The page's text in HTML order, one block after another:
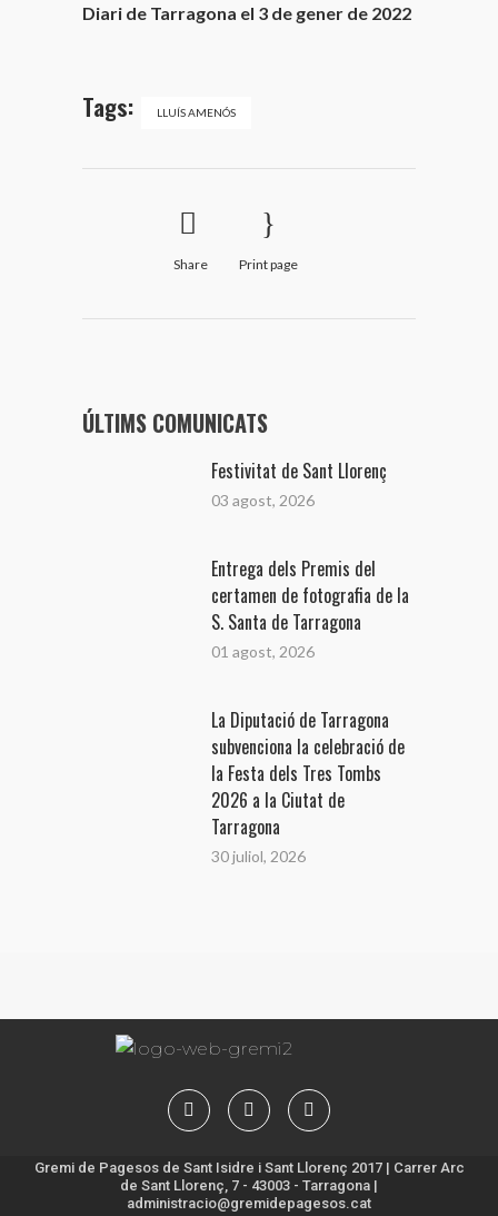
Diari de Tarragona el 3 de gener de 2022
Tags: LLUÍS AMENÓS
Share Print page
ÚLTIMS COMUNICATS
Festivitat de Sant Llorenç
03 agost, 2026
Entrega dels Premis del
certamen de fotografia de la
S. Santa de Tarragona
01 agost, 2026
La Diputació de Tarragona
subvenciona la celebració de
la Festa dels Tres Tombs
2026 a la Ciutat de
Tarragona
30 juliol, 2026
Gremi de Pagesos de Sant Isidre i Sant Llorenç 2017 | Carrer Arc
de Sant Llorenç, 7 - 43003 - Tarragona |
administracio@gremidepagesos.cat